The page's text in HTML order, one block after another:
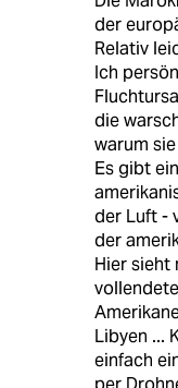
der
Relativ
Ich
die
warum
Es gibt
der Luft -
der
Hier sieht
Libyen ...
einfach